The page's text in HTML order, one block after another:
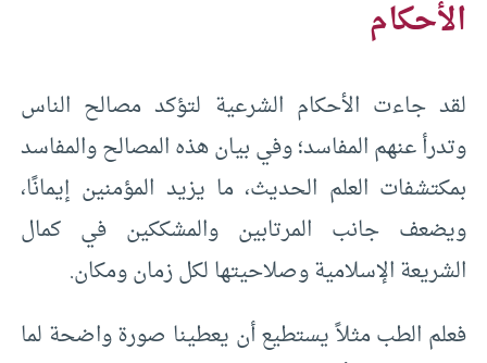
الأحكام
لقد جاءت الأحكام الشرعية لتؤكد مصالح الناس
وتدرأ عنهم المفاسد؛ وفي بيان هذه المصالح والمفاسد
بمكتشفات العلم الحديث، ما يزيد المؤمنين إيمانًا،
ويضعف جانب المرتابين والمشككين في كمال
الشريعة الإسلامية وصلاحيتها لكل زمان ومكان.
فعلم الطب مثلاً يستطيع أن يعطينا صورة واضحة لما